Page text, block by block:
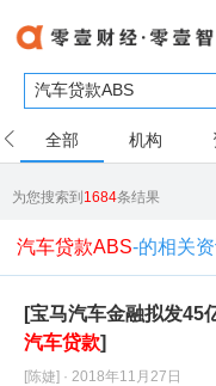
全部 机构
为您搜索到1684条结果
汽车贷款ABS-的相关
[宝马汽车金融拟发45
汽车贷款]
[陈婕] · 2018年11月27日